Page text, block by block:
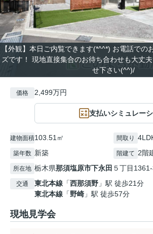
【外観】本日ご内覧できます(*^^*) お電話での
ズです！ 現地直接集合のお待ち合わせも大丈
せ下さい(^^)/
価格 2,499万円
支払いシミュレー
建物面積103.51㎡ 間取り
築年数 新築 階建て 2階
所在地 栃木県那須塩原市下永田 ５丁目
交通 東北本線 「西那須野 」駅 徒歩21分
東北本線 「野崎 」駅 徒歩57分
現地見学会